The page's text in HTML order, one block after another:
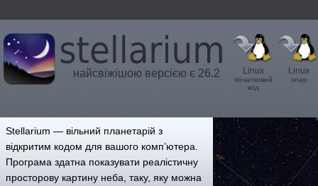
найсвіжішою версією є 26.2 Linux
початковий
код
Linux
snap
Stellarium — вільний планетарій з
відкритим кодом для вашого комп’ютера.
Програма здатна показувати реалістичну
просторову картину неба, таку, яку можна
',